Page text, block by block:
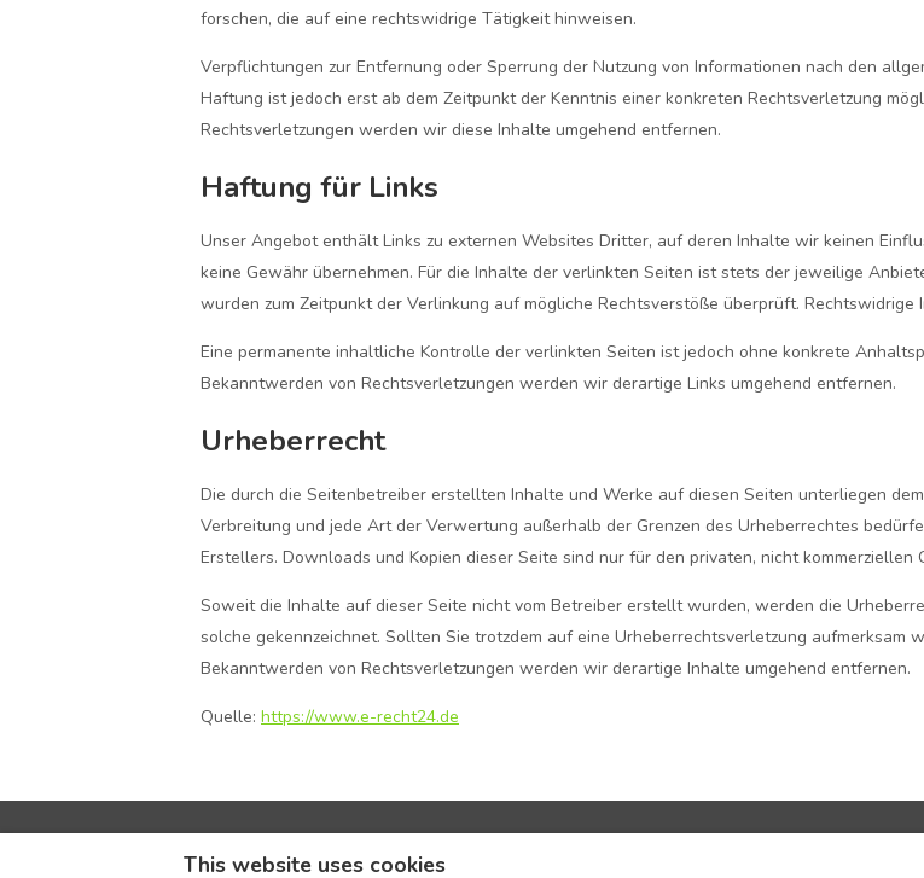
forschen, die auf eine rechtswidrige Tätigkeit hinweisen.
Verpflichtungen zur Entfernung oder Sperrung der Nutzung von Informationen nach den
Haftung ist jedoch erst ab dem Zeitpunkt der Kenntnis einer konkreten Rechtsverletzung
Rechtsverletzungen werden wir diese Inhalte umgehend entfernen.
Haftung für Links
Unser Angebot enthält Links zu externen Websites Dritter, auf deren Inhalte wir keinen
keine Gewähr übernehmen. Für die Inhalte der verlinkten Seiten ist stets der jeweilige
wurden zum Zeitpunkt der Verlinkung auf mögliche Rechtsverstöße überprüft.
Eine permanente inhaltliche Kontrolle der verlinkten Seiten ist jedoch ohne konkrete
Bekanntwerden von Rechtsverletzungen werden wir derartige Links umgehend entfernen.
Urheberrecht
Die durch die Seitenbetreiber erstellten Inhalte und Werke auf diesen Seiten unterliegen
Verbreitung und jede Art der Verwertung außerhalb der Grenzen des Urheberrechtes
Erstellers. Downloads und Kopien dieser Seite sind nur für den privaten, nicht kommerziellen
Soweit die Inhalte auf dieser Seite nicht vom Betreiber erstellt wurden, werden die
solche gekennzeichnet. Sollten Sie trotzdem auf eine Urheberrechtsverletzung aufmerksam
Bekanntwerden von Rechtsverletzungen werden wir derartige Inhalte umgehend entfernen.
Quelle: https://www.e-recht24.de
imprint
This website uses cookies